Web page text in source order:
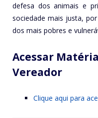
defesa dos animais e
sociedade mais justa,
dos mais pobres e
Acessar
Vereador
Clique aqui para